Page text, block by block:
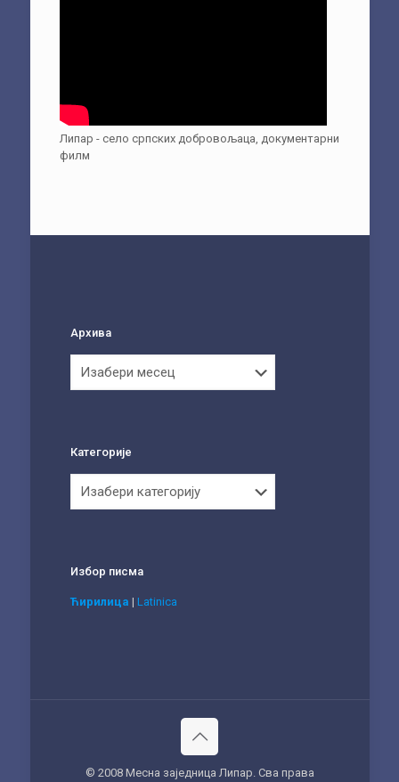
Липар - село српских добровољаца, документарни
филм
Архива
Категорије
Избор писма
Ћирилица | Latinica
© 2008 Месна заједница Липар. Сва права